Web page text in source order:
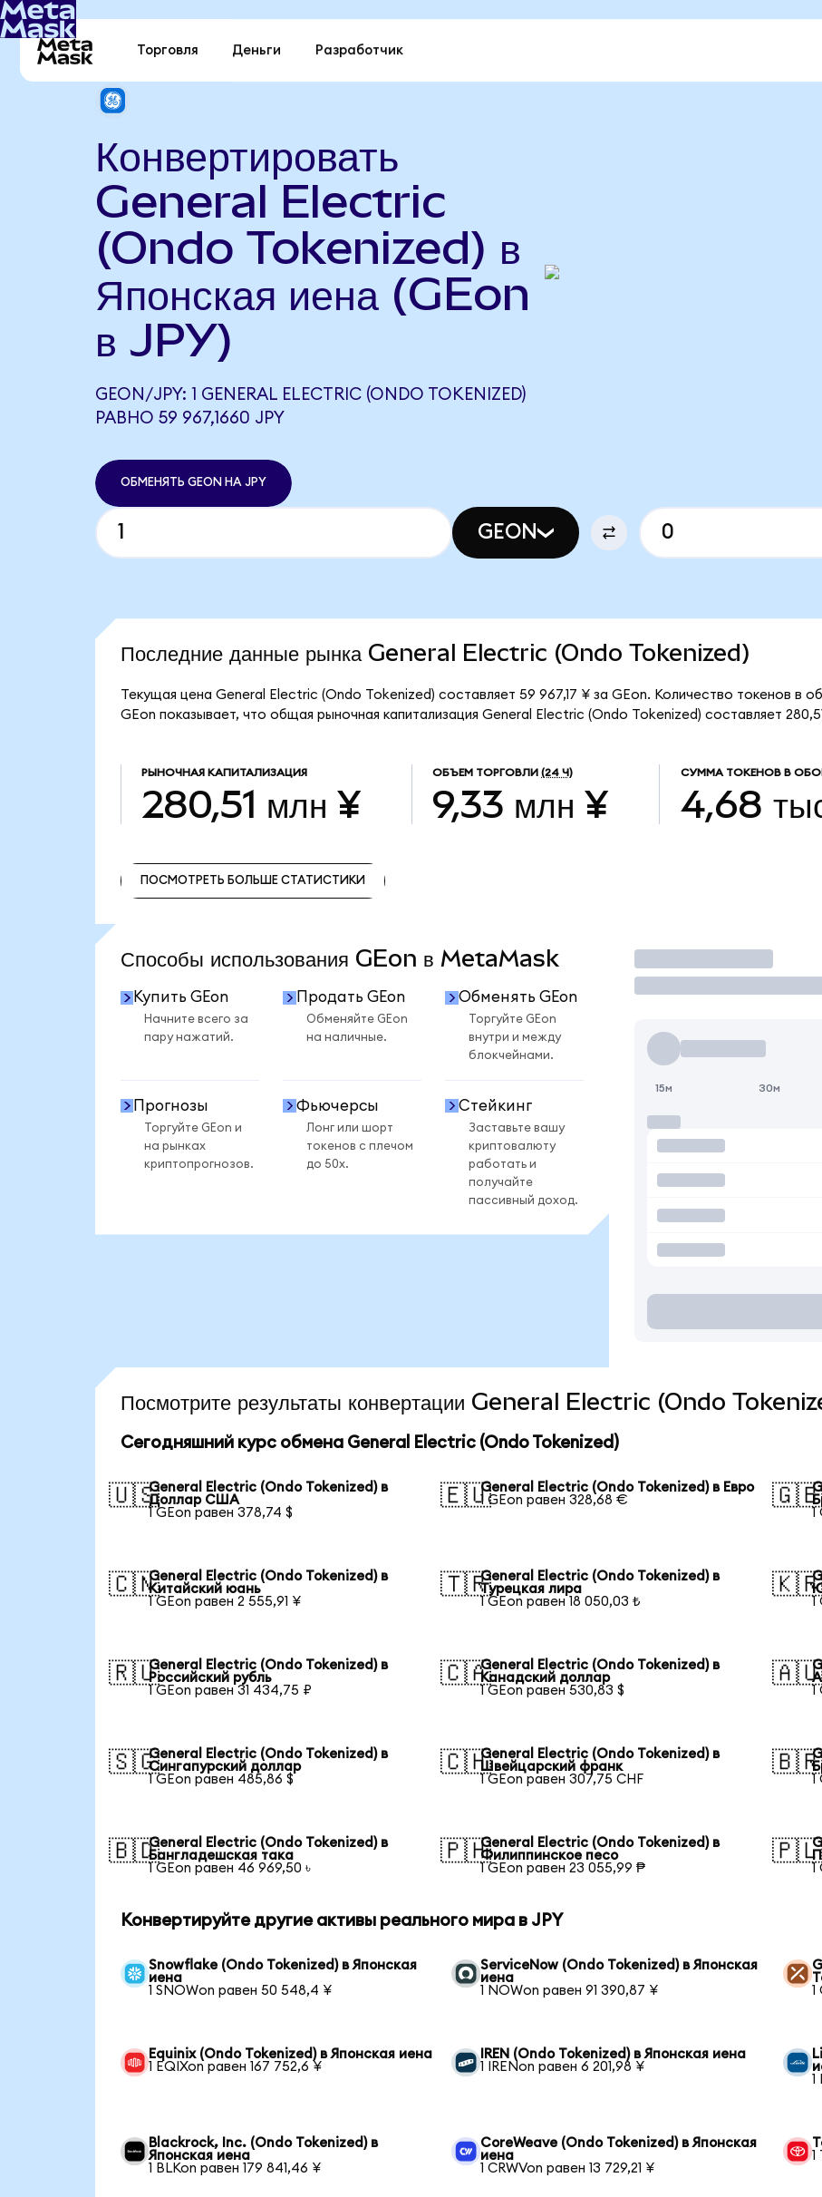
Торговля Деньги Разработчик
Конвертировать
General Electric
(Ondo Tokenized) в
Японская иена (GEon
в JPY)
GEON/JPY: 1 GENERAL ELECTRIC (ONDO TOKENIZED)
РАВНО 59 967,1660 JPY
ОБМЕНЯТЬ GEON НА JPY
GEON
Последние данные рынка General Electric (Ondo Tokenized)
Текущая цена General Electric (Ondo Tokenized) составляет 59 967,17 ¥ за GEon. Количество токенов в
GEon показывает, что общая рыночная капитализация General Electric (Ondo Tokenized) составляет
РЫНОЧНАЯ КАПИТАЛИЗАЦИЯ
280,51 млн ¥
ОБЪЕМ ТОРГОВЛИ (24 Ч)
9,33 млн ¥
СУММА ТОКЕНОВ В
4,68
ПОСМОТРЕТЬ БОЛЬШЕ СТАТИСТИКИ
Способы использования GEon в MetaMask
Купить GEon
Начните всего за
пару нажатий.
Продать GEon
Обменяйте GEon
на наличные.
Обменять GEon
Торгуйте GEon
внутри и между
блокчейнами.
Прогнозы
Торгуйте GEon и
на рынках
криптопрогнозов.
Фьючерсы
Лонг или шорт
токенов с плечом
до 50x.
Стейкинг
Заставьте вашу
криптовалюту
работать и
получайте
пассивный доход.
Торговать
15м 30м
Посмотрите результаты конвертации General Electric (Ondo
Сегодняшний курс обмена General Electric (Ondo Tokenized)
🇺🇸General Electric (Ondo Tokenized) в
Доллар США
1 GEon равен 378,74 $
🇪🇺General Electric (Ondo Tokenized) в Евро
1 GEon равен 328,68 €
1
🇨🇳General Electric (Ondo Tokenized) в
Китайский юань
1 GEon равен 2 555,91 ¥
🇹🇷General Electric (Ondo Tokenized) в
Турецкая лира
1 GEon равен 18 050,03 ₺
1
🇷🇺General Electric (Ondo Tokenized) в
Российский рубль
1 GEon равен 31 434,75 ₽
🇨🇦General Electric (Ondo Tokenized) в
Канадский доллар
1 GEon равен 530,83 $
1
🇸🇬General Electric (Ondo Tokenized) в
Сингапурский доллар
1 GEon равен 485,86 $
🇨🇭General Electric (Ondo Tokenized) в
Швейцарский франк
1 GEon равен 307,75 CHF
1
🇧🇩General Electric (Ondo Tokenized) в
Бангладешская така
1 GEon равен 46 969,50 ৳
🇵🇭General Electric (Ondo Tokenized) в
Филиппинское песо
1 GEon равен 23 055,99 ₱
1
Конвертируйте другие активы реального мира в JPY
Snowflake (Ondo Tokenized) в Японская
иена
1 SNOWon равен 50 548,4 ¥
ServiceNow (Ondo Tokenized) в Японская
иена
1 NOWon равен 91 390,87 ¥
1
Equinix (Ondo Tokenized) в Японская иена
1 EQIXon равен 167 752,6 ¥
IREN (Ondo Tokenized) в Японская иена
1 IRENon равен 6 201,98 ¥
1
Blackrock, Inc. (Ondo Tokenized) в
Японская иена
1 BLKon равен 179 841,46 ¥
CoreWeave (Ondo Tokenized) в Японская
иена
1 CRWVon равен 13 729,21 ¥
1